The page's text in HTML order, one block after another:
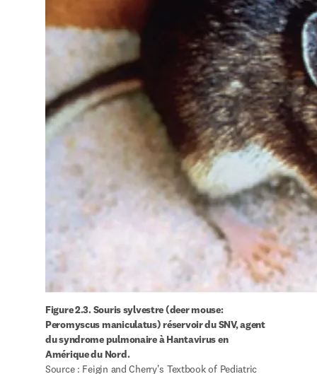
Figure 2.3. Souris sylvestre (deer mouse:
Peromyscus maniculatus) réservoir du SNV, agent
du syndrome pulmonaire à Hantavirus en
Amérique du Nord.
Source : Feigin and Cherry's Textbook of Pediatric